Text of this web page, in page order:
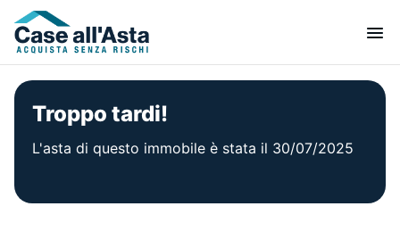
Troppo tardi!
L'asta di questo immobile è stata il 30/07/2025